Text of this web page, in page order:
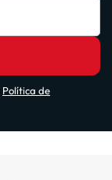
Política de